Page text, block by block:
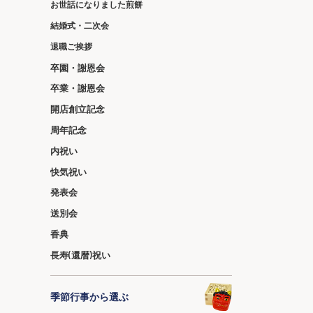
お世話になりました煎餅
結婚式・二次会
退職ご挨拶
卒園・謝恩会
卒業・謝恩会
開店創立記念
周年記念
内祝い
快気祝い
発表会
送別会
香典
長寿(還暦)祝い
季節行事から選ぶ